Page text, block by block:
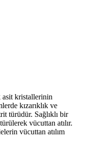
asit kristallerinin
kızarıklık ve
türüdür. Sağlıklı bir
vücuttan atılır.
vücuttan atılım